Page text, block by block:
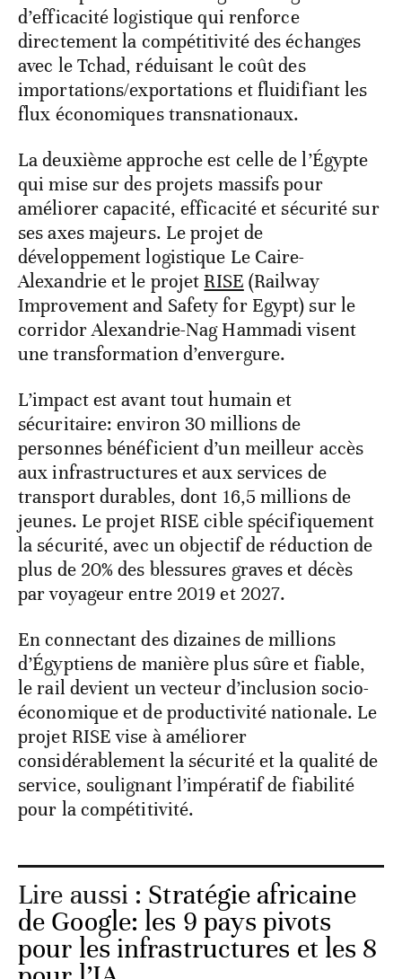
d’efficacité logistique qui renforce
directement la compétitivité des échanges
avec le Tchad, réduisant le coût des
importations/exportations et fluidifiant les
flux économiques transnationaux.
La deuxième approche est celle de l’Égypte
qui mise sur des projets massifs pour
améliorer capacité, efficacité et sécurité sur
ses axes majeurs. Le projet de
développement logistique Le Caire-
Alexandrie et le projet RISE (Railway
Improvement and Safety for Egypt) sur le
corridor Alexandrie-Nag Hammadi visent
une transformation d’envergure.
L’impact est avant tout humain et
sécuritaire: environ 30 millions de
personnes bénéficient d’un meilleur accès
aux infrastructures et aux services de
transport durables, dont 16,5 millions de
jeunes. Le projet RISE cible spécifiquement
la sécurité, avec un objectif de réduction de
plus de 20% des blessures graves et décès
par voyageur entre 2019 et 2027.
En connectant des dizaines de millions
d’Égyptiens de manière plus sûre et fiable,
le rail devient un vecteur d’inclusion socio-
économique et de productivité nationale. Le
projet RISE vise à améliorer
considérablement la sécurité et la qualité de
service, soulignant l’impératif de fiabilité
pour la compétitivité.
Lire aussi : Stratégie africaine
de Google: les 9 pays pivots
pour les infrastructures et les 8